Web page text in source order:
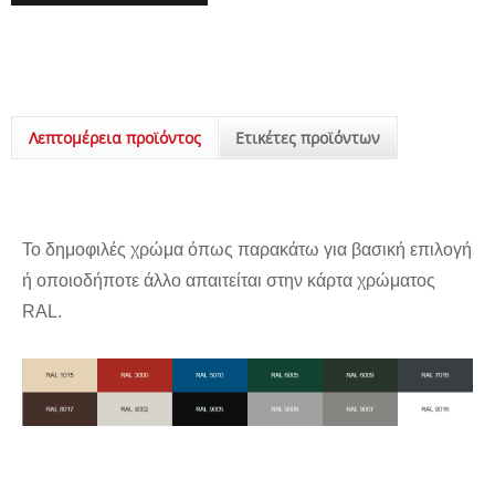
Λεπτομέρεια προϊόντος Ετικέτες προϊόντων
Το δημοφιλές χρώμα όπως παρακάτω για βασική επιλογή
ή οποιοδήποτε άλλο απαιτείται στην κάρτα χρώματος
RAL.